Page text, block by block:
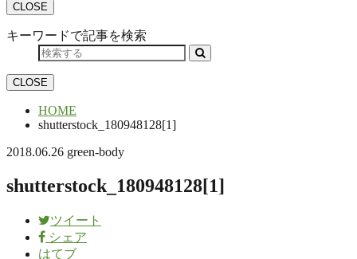
CLOSE
キーワードで記事を検索
CLOSE
HOME
shutterstock_180948128[1]
2018.06.26 green-body
shutterstock_180948128[1]
ツイート
シェア
はてブ